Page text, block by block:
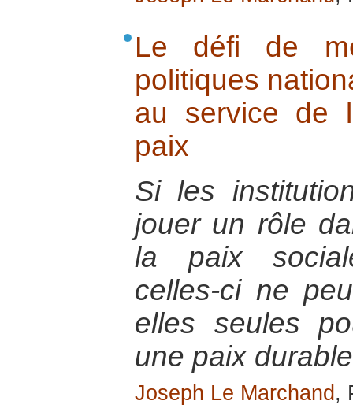
Le défi de
politiques
au service de
paix
Si les
jouer un rôle
la paix
celles-ci ne
elles seules
une paix
Joseph Le Marchand ,